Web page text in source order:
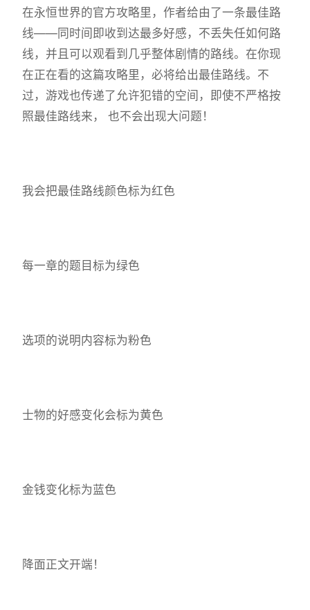
在永恒世界的官方攻略里，作者给由了一条最佳路
线——同时间即收到达最多好感，不丢失任如何路
线，并且可以观看到几乎整体剧情的路线。在你现
在正在看的这篇攻略里，必将给出最佳路线。不
过，游戏也传递了允许犯错的空间，即使不严格按
照最佳路线来， 也不会出现大问题！
我会把最佳路线颜色标为红色
每一章的题目标为绿色
选项的说明内容标为粉色
士物的好感变化会标为黄色
金钱变化标为蓝色
降面正文开端！